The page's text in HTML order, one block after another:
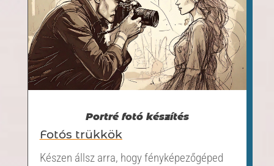
Portré fotó készítés
Fotós trükkök
Készen állsz arra, hogy fényképezőgéped